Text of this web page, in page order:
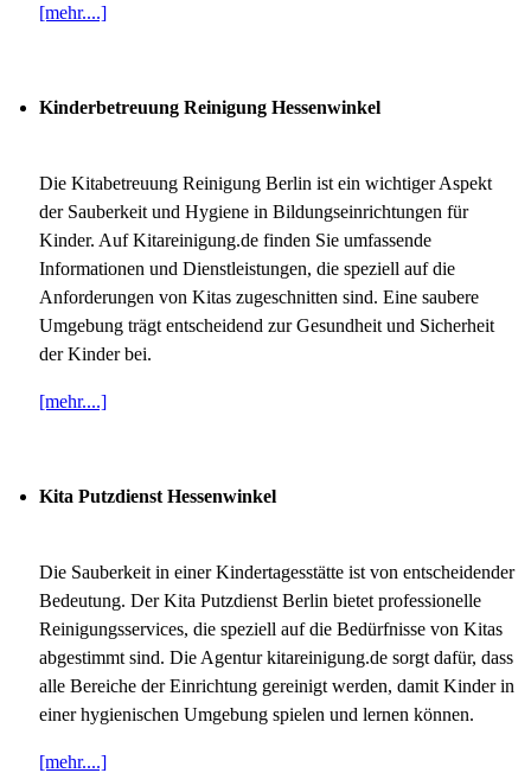
[mehr....]
Kinderbetreuung Reinigung Hessenwinkel
Die Kitabetreuung Reinigung Berlin ist ein wichtiger Aspekt
der Sauberkeit und Hygiene in Bildungseinrichtungen für
Kinder. Auf Kitareinigung.de finden Sie umfassende
Informationen und Dienstleistungen, die speziell auf die
Anforderungen von Kitas zugeschnitten sind. Eine saubere
Umgebung trägt entscheidend zur Gesundheit und Sicherheit
der Kinder bei.
[mehr....]
Kita Putzdienst Hessenwinkel
Die Sauberkeit in einer Kindertagesstätte ist von entscheidender
Bedeutung. Der Kita Putzdienst Berlin bietet professionelle
Reinigungsservices, die speziell auf die Bedürfnisse von Kitas
abgestimmt sind. Die Agentur kitareinigung.de sorgt dafür, dass
alle Bereiche der Einrichtung gereinigt werden, damit Kinder in
einer hygienischen Umgebung spielen und lernen können.
[mehr....]